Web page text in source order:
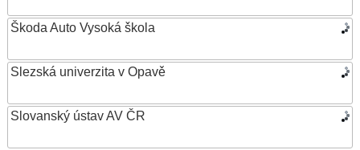
Škoda Auto Vysoká škola
Slezská univerzita v Opavě
Slovanský ústav AV ČR